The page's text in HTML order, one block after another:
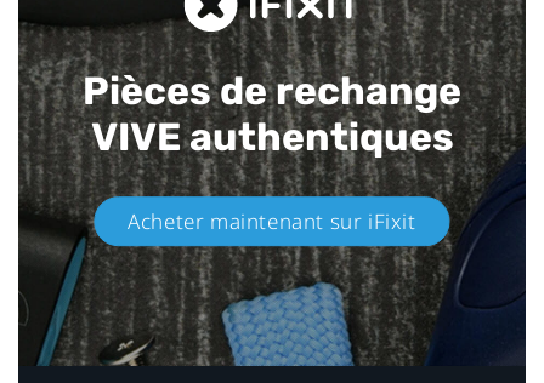
Pièces de rechange
VIVE authentiques​
Acheter maintenant sur iFixit​